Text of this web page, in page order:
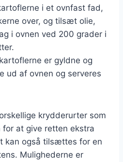
i et ovnfast fad,
over, og tilsæt olie,
i ovnen ved 200 grader i
er gyldne og
ud af ovnen og serveres
krydderurter som
for at give retten ekstra
kan også tilsættes for en
Mulighederne er